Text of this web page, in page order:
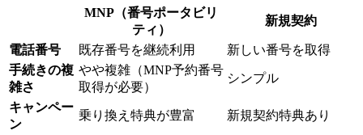
MNP（番号ポータビリ
ティ）
新規契約
電話番号 既存番号を継続利用
新しい番号を取得
手続きの複
雑さ
やや複雑（MNP予約番号
取得が必要）
シンプル
キャンペー
ン
乗り換え特典が豊富 新規契約特典あり